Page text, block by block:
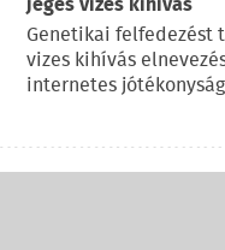
Genetikai felfedezést
vizes kihívás
internetes